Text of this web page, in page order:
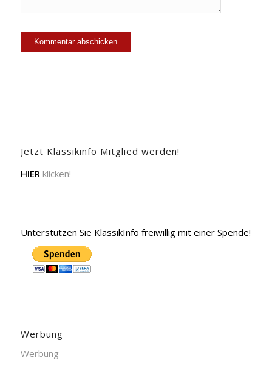
Jetzt Klassikinfo Mitglied werden!
HIER klicken!
Unterstützen Sie KlassikInfo freiwillig mit einer Spende!
Werbung
Werbung